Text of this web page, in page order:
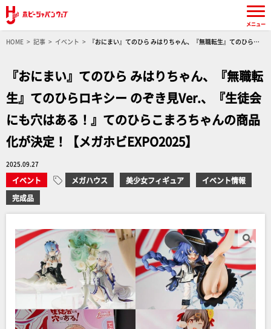
HOME 記事 イベント
『おにまい』てのひら みはりちゃん、『無職転生』てのひらロ
『おにまい』てのひら みはりちゃん、『無職転
生』てのひらロキシー のぞき見Ver.、『生徒会
にも穴はある！』てのひらこまろちゃんの商品
化が決定！【メガホビEXPO2025】
2025.09.27
イベント メガハウス 美少女フィギュア
イベント情報
完成品
メニュー